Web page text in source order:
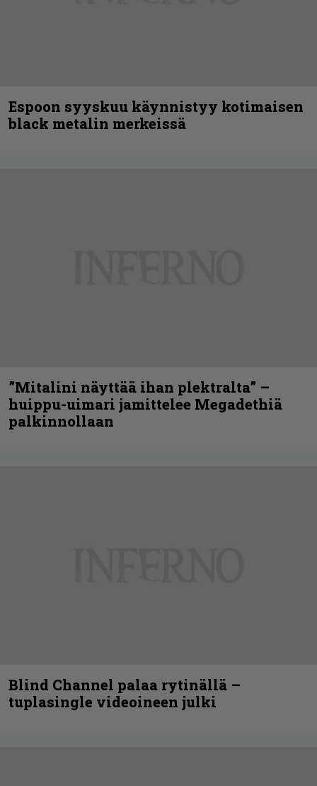
Espoon syyskuu käynnistyy kotimaisen
black metalin merkeissä
”Mitalini näyttää ihan plektralta” –
huippu-uimari jamittelee Megadethiä
palkinnollaan
Blind Channel palaa rytinällä –
tuplasingle videoineen julki